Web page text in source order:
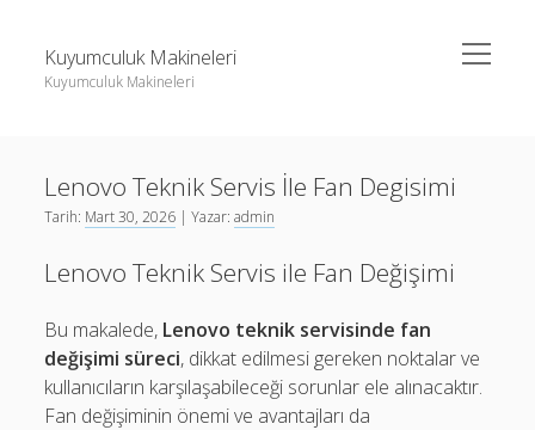
Kuyumculuk Makineleri
Kuyumculuk Makineleri
menüyü
aç
Liste
Sayfa Listesi
Shorts Beğeni Gönderme Hilesi Ücretsiz
Liste
Sayfa Listesi
Shorts Beğeni Gönderme Hilesi Ücretsiz
Twitter Gizli Sikiş
Lenovo Teknik Servis İle Fan Degisimi
Tarih: Mart 30, 2026 | Yazar:admin
Lenovo Teknik Servis ile Fan Değişimi
Bu makalede, Lenovo teknik servisinde fan
değişimi süreci, dikkat edilmesi gereken noktalar ve
kullanıcıların karşılaşabileceği sorunlar ele alınacaktır.
Fan değişiminin önemi ve avantajları da